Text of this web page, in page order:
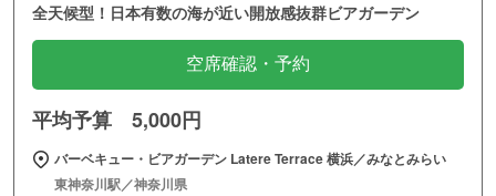
全天候型！日本有数の海が近い開放感抜群ビアガーデン
空席確認・予約
平均予算 5,000円
バーベキュー・ビアガーデン Latere Terrace 横浜／みなとみらい
東神奈川駅／神奈川県